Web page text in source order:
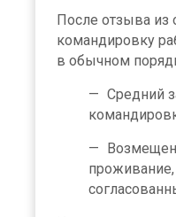
После отзыва из
командировку
в обычном
Средний